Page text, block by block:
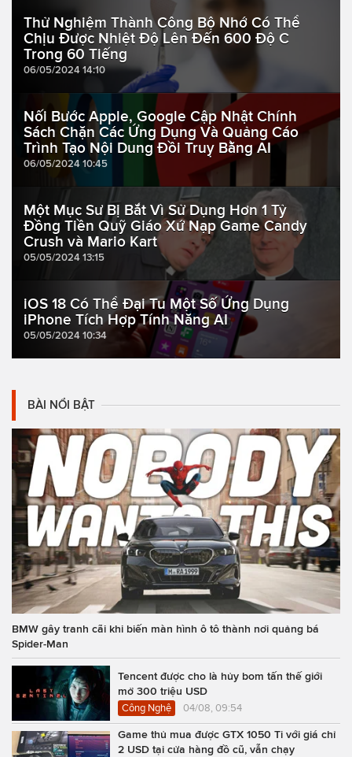
Thử Nghiệm Thành Công Bộ Nhớ Có Thể
Chịu Được Nhiệt Độ Lên Đến 600 Độ C
Trong 60 Tiếng
06/05/2024 14:10
Nối Bước Apple, Google Cập Nhật Chính
Sách Chặn Các Ứng Dụng Và Quảng Cáo
Trình Tạo Nội Dung Đồi Truỵ Bằng AI
06/05/2024 10:45
Một Mục Sư Bị Bắt Vì Sử Dụng Hơn 1 Tỷ
Đồng Tiền Quỹ Giáo Xứ Nạp Game Candy
Crush và Mario Kart
05/05/2024 13:15
iOS 18 Có Thể Đại Tu Một Số Ứng Dụng
iPhone Tích Hợp Tính Năng AI
05/05/2024 10:34
BÀI NỔI BẬT
BMW gây tranh cãi khi biến màn hình ô tô thành nơi quảng bá
Spider-Man
Tencent được cho là hủy bom tấn thế giới
mở 300 triệu USD
Công Nghệ 04/08, 09:54
Game thủ mua được GTX 1050 Ti với giá chỉ
2 USD tại cửa hàng đồ cũ, vẫn chạy